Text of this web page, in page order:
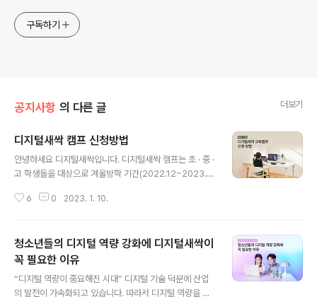
구독하기
공지사항 의 다른 글 더보기
디지털새싹 캠프 신청방법
안녕하세요 디지털새싹입니다. 디지털새싹 캠프는 초 · 중 ·
고 학생들을 대상으로 겨울방학 기간(2022.12~2023.2)
지털교육 프로그램을 제공하고 있습니다. 특히 학생들이
는데요. 지금부터는 청소년 여러분들이 캠프에서 어떤 것
을 얻을 수 있는지, 신청은 어떻게 할 수 있는지 자세히 안
내해 드리겠습니다. #캠프에서 어떤 것을 배울 수 있나요?
첫째, 정규 교육과정과 연계한 소프트웨어 · 인공지능의 기
6 0 2023. 1. 10.
청소년들의 디지털 역량 강화에 디지털새싹이
꼭 필요한 이유
“디지털 역량이 중요해진 시대” 디지털 기술 덕분에 산업
의 발전이 가속화되고 있습니다. 따라서 디지털 역량을 갖